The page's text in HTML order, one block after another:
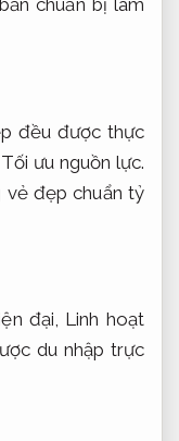
chuẩn bị làm
đều được thực
Tối ưu nguồn lực.
vẻ đẹp chuẩn tỷ
đại, Linh hoạt
du nhập trực